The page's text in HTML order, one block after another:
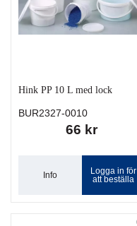
Hink PP 10 L med lock
BUR2327-0010
66 kr
Info
Logga in för
att beställa